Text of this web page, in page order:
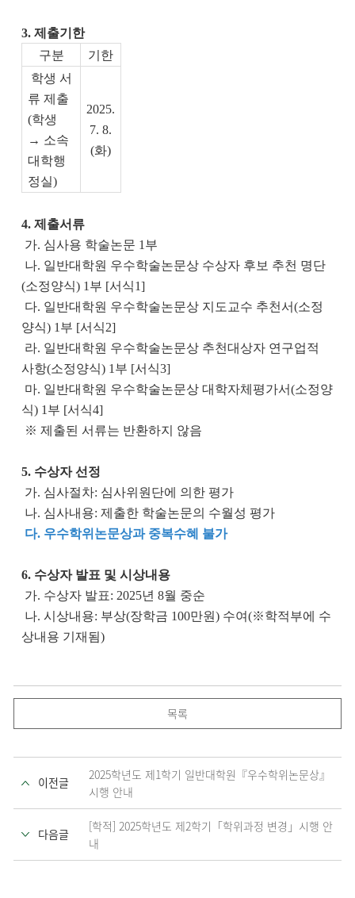
3. 제출기한
구분
기한
학생 서
류 제출
(학생
→ 소속
대학행
정실)
2025.
7. 8.
(화)
4. 제출서류
가. 심사용 학술논문 1부
나. 일반대학원 우수학술논문상 수상자 후보 추천 명단
(소정양식) 1부 [서식1]
다. 일반대학원 우수학술논문상 지도교수 추천서(소정
양식) 1부 [서식2]
라. 일반대학원 우수학술논문상 추천대상자 연구업적
사항(소정양식) 1부 [서식3]
마. 일반대학원 우수학술논문상 대학자체평가서(소정양
식) 1부 [서식4]
※ 제출된 서류는 반환하지 않음
5. 수상자 선정
가. 심사절차: 심사위원단에 의한 평가
나. 심사내용: 제출한 학술논문의 수월성 평가
다. 우수학위논문상과 중복수혜 불가
6. 수상자 발표 및 시상내용
가. 수상자 발표: 2025년 8월 중순
나. 시상내용: 부상(장학금 100만원) 수여(※학적부에 수
상내용 기재됨)
목록
이전글
2025학년도 제1학기 일반대학원『우수학위논문상』
시행 안내
다음글
[학적] 2025학년도 제2학기「학위과정 변경」시행 안
내